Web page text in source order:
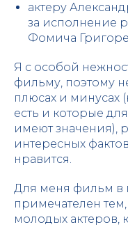
актеру
за исполнение
Фомича
Я с особой
фильму, поэтому
плюсах и минусах
есть и которые
имеют значения),
интересных
нравится.
Для меня фильм в
примечателен
молодых актеров,